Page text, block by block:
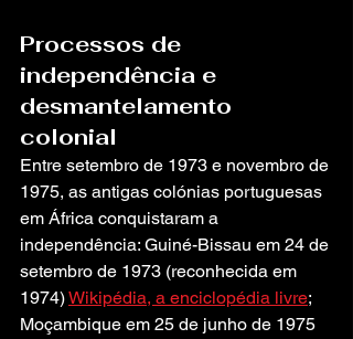
Processos de
independência e
desmantelamento
colonial
Entre setembro de 1973 e novembro de
1975, as antigas colónias portuguesas
em África conquistaram a
independência: Guiné-Bissau em 24 de
setembro de 1973 (reconhecida em
1974) Wikipédia, a enciclopédia livre;
Moçambique em 25 de junho de 1975